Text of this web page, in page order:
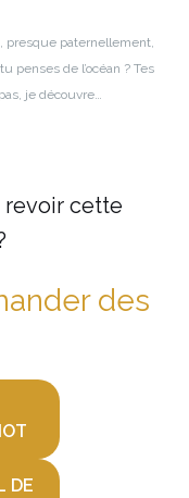
presque paternellement,
penses de l’océan ? Tes
je découvre…
revoir cette
des
DE